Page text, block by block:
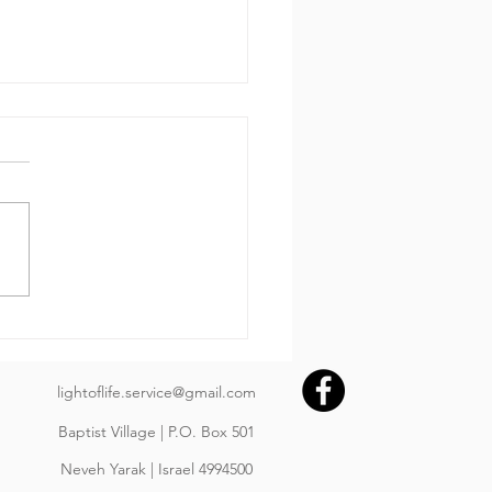
Пр.24:3-4: «Мудростью
имуществом»
lightoflife.service@gmail.com
Baptist Village | P.O. Box 501
Neveh Yarak | Israel 4994500